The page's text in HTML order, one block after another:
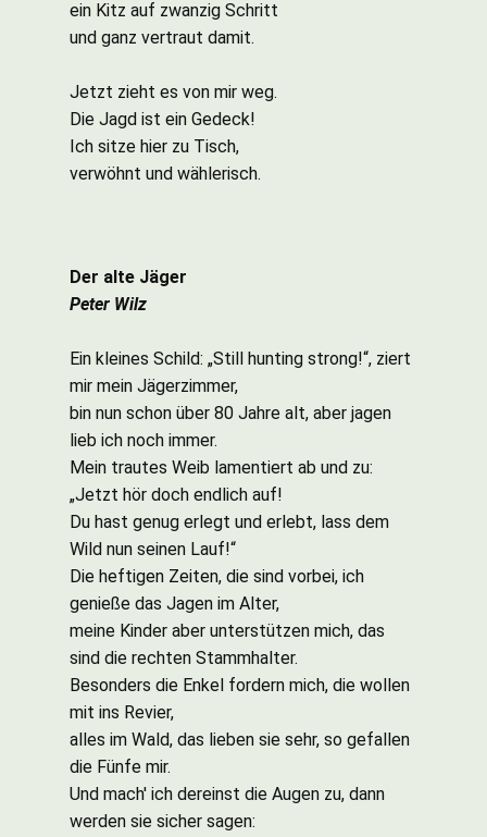
ein Kitz auf zwanzig Schritt
und ganz vertraut damit.
Jetzt zieht es von mir weg.
Die Jagd ist ein Gedeck!
Ich sitze hier zu Tisch,
verwöhnt und wählerisch.
Der alte Jäger
Peter Wilz
Ein kleines Schild: „Still hunting strong!“, ziert
mir mein Jägerzimmer,
bin nun schon über 80 Jahre alt, aber jagen
lieb ich noch immer.
Mein trautes Weib lamentiert ab und zu:
„Jetzt hör doch endlich auf!
Du hast genug erlegt und erlebt, lass dem
Wild nun seinen Lauf!“
Die heftigen Zeiten, die sind vorbei, ich
genieße das Jagen im Alter,
meine Kinder aber unterstützen mich, das
sind die rechten Stammhalter.
Besonders die Enkel fordern mich, die wollen
mit ins Revier,
alles im Wald, das lieben sie sehr, so gefallen
die Fünfe mir.
Und mach' ich dereinst die Augen zu, dann
werden sie sicher sagen: